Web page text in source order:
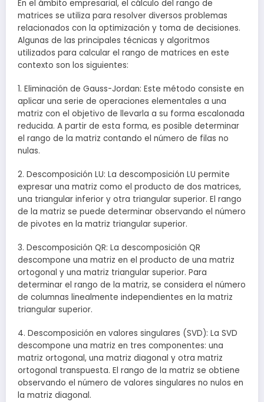
En el ámbito empresarial, el cálculo del rango de
matrices se utiliza para resolver diversos problemas
relacionados con la optimización y toma de decisiones.
Algunas de las principales técnicas y algoritmos
utilizados para calcular el rango de matrices en este
contexto son los siguientes:
1. Eliminación de Gauss-Jordan: Este método consiste en
aplicar una serie de operaciones elementales a una
matriz con el objetivo de llevarla a su forma escalonada
reducida. A partir de esta forma, es posible determinar
el rango de la matriz contando el número de filas no
nulas.
2. Descomposición LU: La descomposición LU permite
expresar una matriz como el producto de dos matrices,
una triangular inferior y otra triangular superior. El rango
de la matriz se puede determinar observando el número
de pivotes en la matriz triangular superior.
3. Descomposición QR: La descomposición QR
descompone una matriz en el producto de una matriz
ortogonal y una matriz triangular superior. Para
determinar el rango de la matriz, se considera el número
de columnas linealmente independientes en la matriz
triangular superior.
4. Descomposición en valores singulares (SVD): La SVD
descompone una matriz en tres componentes: una
matriz ortogonal, una matriz diagonal y otra matriz
ortogonal transpuesta. El rango de la matriz se obtiene
observando el número de valores singulares no nulos en
la matriz diagonal.